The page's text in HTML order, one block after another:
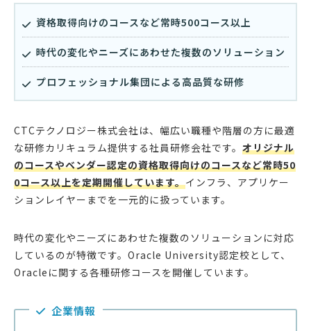
資格取得向けのコースなど常時500コース以上
時代の変化やニーズにあわせた複数のソリューション
プロフェッショナル集団による高品質な研修
CTCテクノロジー株式会社は、幅広い職種や階層の方に最適
な研修カリキュラム提供する社員研修会社です。 オリジナル
のコースやベンダー認定の資格取得向けのコースなど常時50
0コース以上を定期開催しています。インフラ、アプリケー
ションレイヤーまでを一元的に扱っています。
時代の変化やニーズにあわせた複数のソリューションに対応
しているのが特徴です。Oracle University認定校として、
Oracleに関する各種研修コースを開催しています。
企業情報